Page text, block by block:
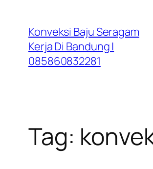
konten
Konveksi Baju Seragam
Kerja Di Bandung |
085860832281
Tag: